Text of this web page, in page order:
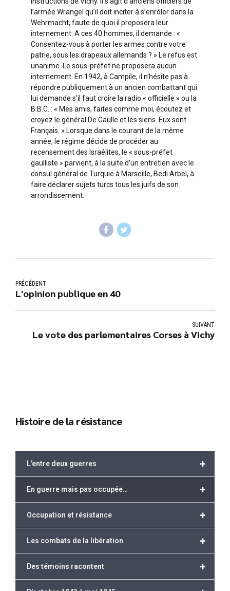
l’armée Wrangel qu’il doit inciter à s’enrôler dans la
Wehrmacht, faute de quoi il proposera leur
internement. A ces 40 hommes, il demande : «
Consentez-vous à porter les armes contre votre
patrie, sous les drapeaux allemands ? » Le refus est
unanime. Le sous-préfet ne proposera aucun
internement. En 1942, à Campile, il n’hésite pas à
répondre publiquement à un ancien combattant qui
lui demande s’il faut croire la radio « officielle » ou la
B.B.C. : « Mes amis, faites comme moi, écoutez et
croyez le général De Gaulle et les siens. Eux sont
Français. » Lorsque dans le courant de la même
année, le régime décide de procéder au
recensement des Israélites, le « sous-préfet
gaulliste » parvient, à la suite d’un entretien avec le
consul général de Turquie à Marseille, Bedi Arbel, à
faire déclarer sujets turcs tous les juifs de son
arrondissement.
PRÉCÉDENT
L'opinion publique en 40
SUIVANT
Le vote des parlementaires Corses à Vichy
Histoire de la résistance
+
L’entre deux guerres
+
En guerre mais pas occupée…
+
Occupation et résistance
+
Les combats de la libération
+
Des témoins racontent